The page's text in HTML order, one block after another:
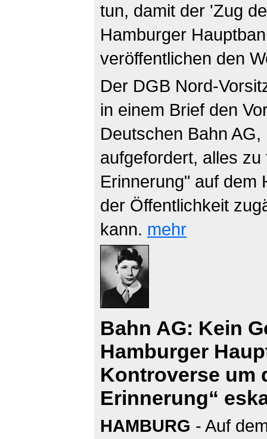
tun, damit der 'Zug
Hamburger
veröffentlichen den
Der DGB Nord-
in einem Brief den
Deutschen Bahn
aufgefordert, alles
Erinnerung" auf dem
der Öffentlichkeit
kann. mehr
Bahn AG: Kein
Hamburger
Kontroverse um
Erinnerung“
HAMBURG - Auf